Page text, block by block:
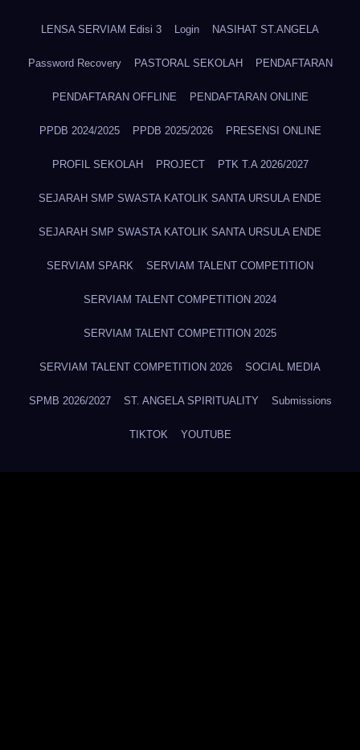
LENSA SERVIAM Edisi 3 Login NASIHAT ST.ANGELA
Password Recovery PASTORAL SEKOLAH PENDAFTARAN
PENDAFTARAN OFFLINE PENDAFTARAN ONLINE
PPDB 2024/2025 PPDB 2025/2026 PRESENSI ONLINE
PROFIL SEKOLAH PROJECT PTK T.A 2026/2027
SEJARAH SMP SWASTA KATOLIK SANTA URSULA ENDE
SEJARAH SMP SWASTA KATOLIK SANTA URSULA ENDE
SERVIAM SPARK SERVIAM TALENT COMPETITION
SERVIAM TALENT COMPETITION 2024
SERVIAM TALENT COMPETITION 2025
SERVIAM TALENT COMPETITION 2026 SOCIAL MEDIA
SPMB 2026/2027 ST. ANGELA SPIRITUALITY Submissions
TIKTOK YOUTUBE